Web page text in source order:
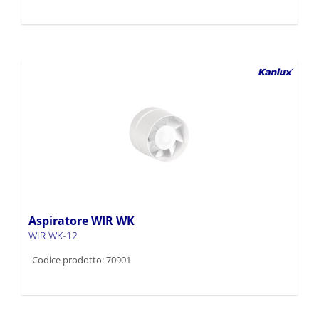
Aspiratore WIR WK
WIR WK-12
Codice prodotto: 70901